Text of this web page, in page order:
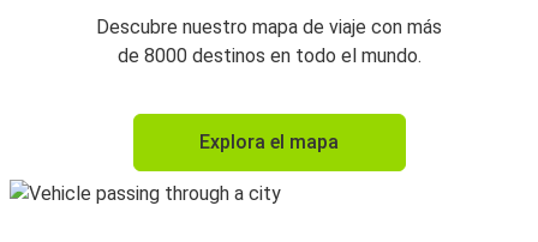
Descubre nuestro mapa de viaje con más
de 8000 destinos en todo el mundo.
Explora el mapa